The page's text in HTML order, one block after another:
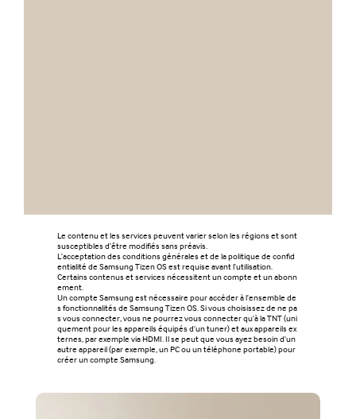
Le contenu et les services peuvent varier selon les régions et sont
susceptibles d'être modifiés sans préavis.
L'acceptation des conditions générales et de la politique de confid
entialité de Samsung Tizen OS est requise avant l'utilisation.
Certains contenus et services nécessitent un compte et un abonn
ement.
Un compte Samsung est nécessaire pour accéder à l'ensemble de
s fonctionnalités de Samsung Tizen OS. Si vous choisissez de ne pa
s vous connecter, vous ne pourrez vous connecter qu'à la TNT (uni
quement pour les appareils équipés d'un tuner) et aux appareils ex
ternes, par exemple via HDMI. Il se peut que vous ayez besoin d'un
autre appareil (par exemple, un PC ou un téléphone portable) pour
créer un compte Samsung.